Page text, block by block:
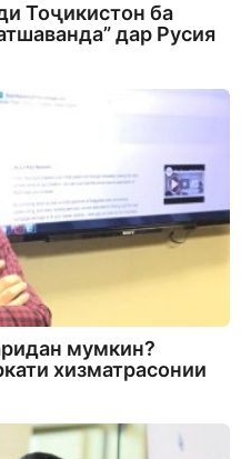
Тоҷикистон ба
дар Русия
мумкин?
хизматрасонии